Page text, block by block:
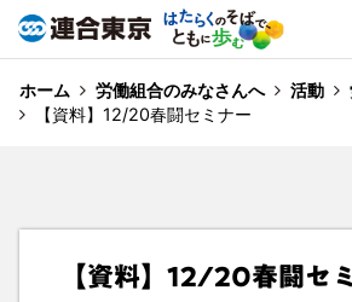
ホーム 労働組合のみなさんへ 活動
【資料】12/20春闘セミナー
【資料】12/20春闘セ